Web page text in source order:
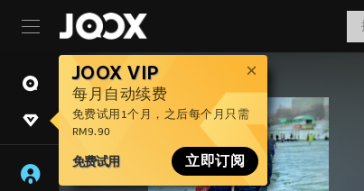
JOOX VIP
每月自动续费
免费试用1个月，之后每个月只需
RM9.90
免费试用 立即订阅